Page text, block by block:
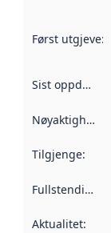
Først utgjeve:
Sist oppdatert
Nøyaktigheit
Tilgjenge:
Fullstendigheit
Aktualitet: